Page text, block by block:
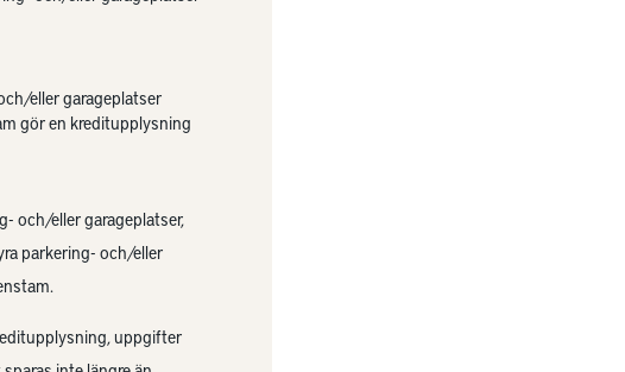
eller garageplatser
gör en kreditupplysning
och/eller garageplatser,
parkering- och/eller
uppgifter